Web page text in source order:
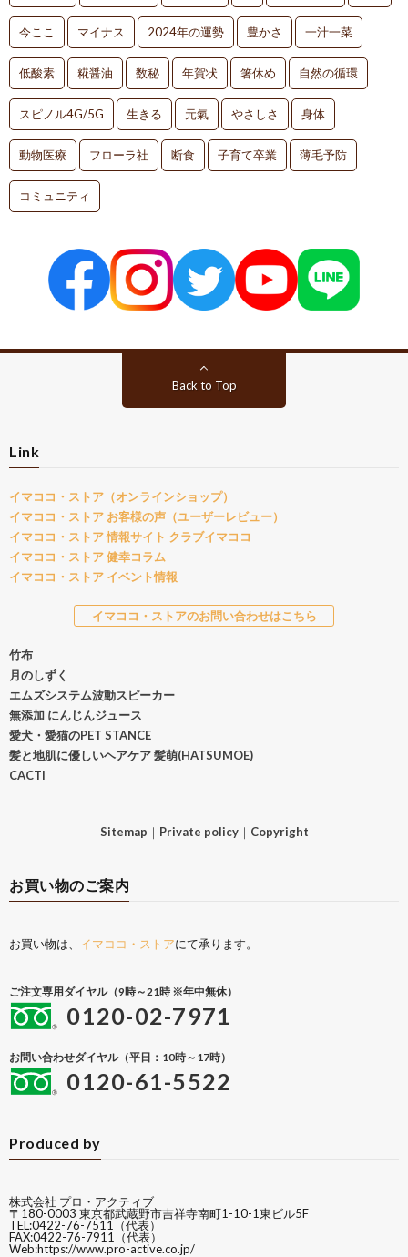
今ここ マイナス 2024年の運勢 豊かさ 一汁一菜
低酸素 糀醤油 数秘 年賀状 箸休め 自然の循環
スピノル4G/5G 生きる 元氣 やさしさ 身体
動物医療 フローラ社 断食 子育て卒業 薄毛予防
コミュニティ
Back to Top
Link
イマココ・ストア（オンラインショップ）
イマココ・ストア お客様の声（ユーザーレビュー）
イマココ・ストア 情報サイト クラブイマココ
イマココ・ストア 健幸コラム
イマココ・ストア イベント情報
イマココ・ストアのお問い合わせはこちら
竹布
月のしずく
エムズシステム波動スピーカー
無添加 にんじんジュース
愛犬・愛猫のPET STANCE
髪と地肌に優しいヘアケア 髪萌(HATSUMOE)
CACTI
Sitemap ｜ Private policy｜ Copyright
お買い物のご案内
お買い物は、 イマココ・ストアにて承ります。
ご注文専用ダイヤル（9時～21時 ※年中無休）
0120-02-7971
お問い合わせダイヤル（平日：10時～17時）
0120-61-5522
Produced by
株式会社 プロ・アクティブ
〒180-0003 東京都武蔵野市吉祥寺南町1-10-1東ビル5F
TEL:0422-76-7511（代表）
FAX:0422-76-7911（代表）
Web:https://www.pro-active.co.jp/